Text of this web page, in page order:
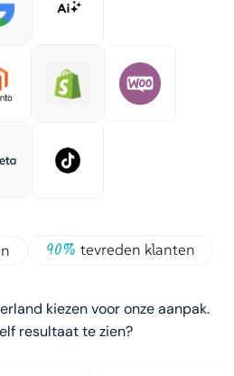
90% tevreden klanten
kiezen voor onze aanpak.
resultaat te zien?